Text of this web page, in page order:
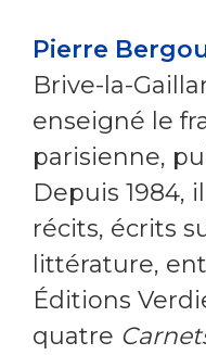
Pierre
Brive-la-
enseigné le
parisienne,
Depuis 1984,
récits, écrits
littérature,
Éditions
quatre